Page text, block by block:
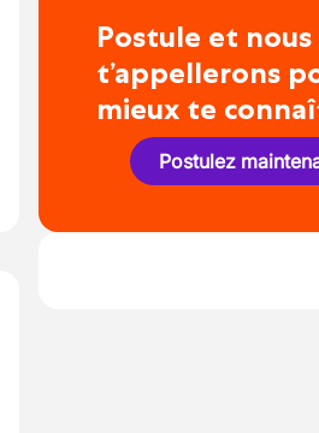
Postule et nous
t’appellerons
mieux te
Postulez